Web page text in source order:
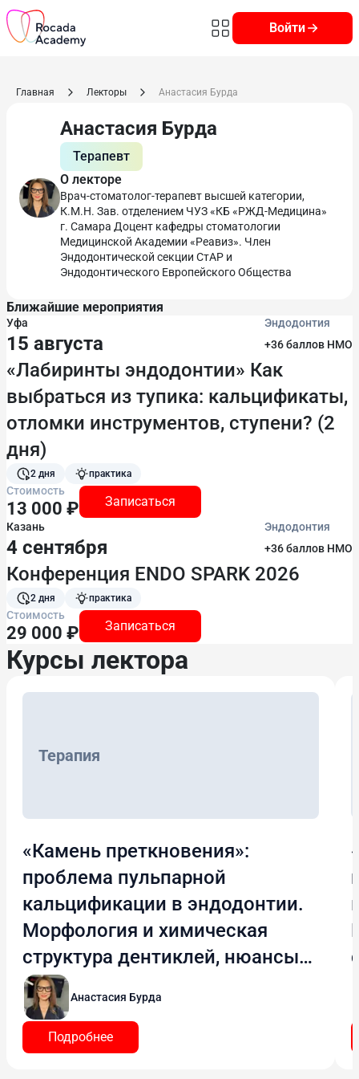
Войти
Главная Лекторы Анастасия Бурда
Анастасия Бурда
Терапевт
О лекторе
Врач-стоматолог-терапевт высшей категории,
К.М.Н. Зав. отделением ЧУЗ «КБ «РЖД-Медицина»
г. Самара Доцент кафедры стоматологии
Медицинской Академии «Реавиз». Член
Эндодонтической секции СтАР и
Эндодонтического Европейского Общества
Ближайшие мероприятия
Уфа
15 августа
Эндодонтия
+36 баллов НМО
«Лабиринты эндодонтии» Как
выбраться из тупика: кальцификаты,
отломки инструментов, ступени? (2
дня)
2 дня практика
Стоимость
13 000 ₽ Записаться
Казань
4 сентября
Эндодонтия
+36 баллов НМО
Конференция ENDO SPARK 2026
2 дня практика
Стоимость
29 000 ₽ Записаться
Курсы лектора
Терапия
«Камень преткновения»:
проблема пульпарной
кальцификации в эндодонтии.
Морфология и химическая
структура дентиклей, нюансы
инструментации и ирригации
корневого канала в условиях
облитерации.
Анастасия Бурда
Подробнее